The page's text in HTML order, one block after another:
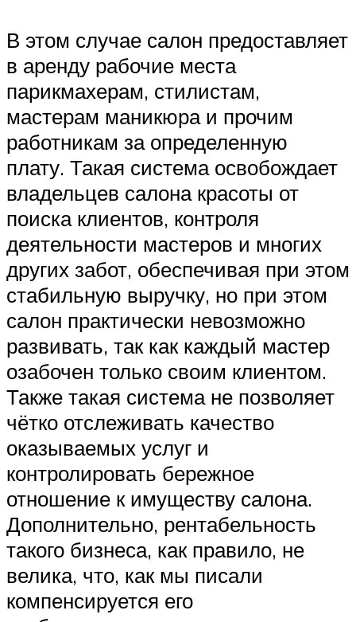
В этом случае салон предоставляет
в аренду рабочие места
парикмахерам, стилистам,
мастерам маникюра и прочим
работникам за определенную
плату. Такая система освобождает
владельцев салона красоты от
поиска клиентов, контроля
деятельности мастеров и многих
других забот, обеспечивая при этом
стабильную выручку, но при этом
салон практически невозможно
развивать, так как каждый мастер
озабочен только своим клиентом.
Также такая система не позволяет
чётко отслеживать качество
оказываемых услуг и
контролировать бережное
отношение к имуществу салона.
Дополнительно, рентабельность
такого бизнеса, как правило, не
велика, что, как мы писали
компенсируется его